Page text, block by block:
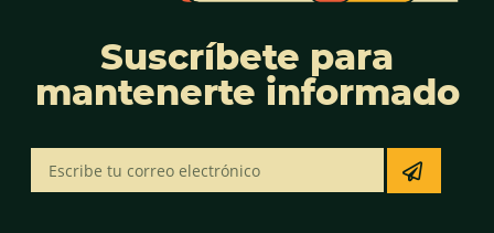
Suscríbete para
mantenerte informado